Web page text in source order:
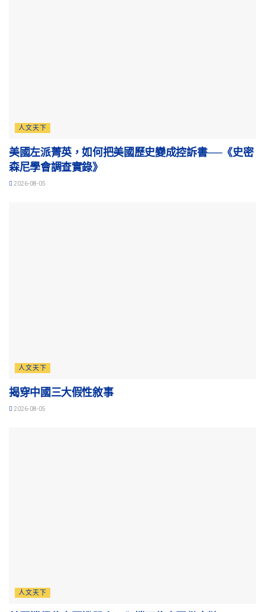
人文天下
美國左派菁英，如何把美國歷史變成控訴書──《史密
森尼學會調查實錄》
2026-08-05
人文天下
揭穿中國三大假性敘事
2026-08-05
人文天下